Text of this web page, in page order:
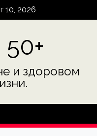
10, 2026
и здоровом